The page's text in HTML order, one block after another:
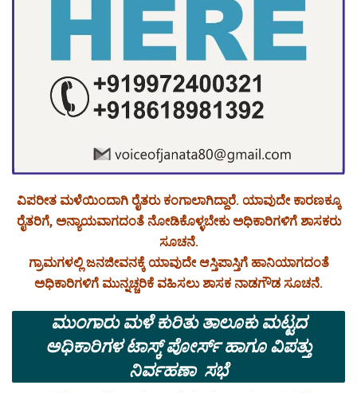
ವಿಪರೀತ ಮಳೆಯಿಂದಾಗಿ ರೈತರು ಕಂಗಾಲಾಗಿದ್ದಾರೆ. ಯಾವುದೇ ಕಾರಣಕ್ಕೂ
ರೈತರಿಗೆ, ಅನ್ಯಾಯವಾಗದಂತೆ ನೋಡಿಕೊಳ್ಳಬೇಕು ಅಧಿಕಾರಿಗಳಿಗೆ ಶಾಸಕರು
ಸೂಚನೆ.
ಗ್ರಾಮಗಳಲ್ಲಿ ಜನಜೀವನಕ್ಕೆ ಯಾವುದೇ ಆಸ್ತಿಪಾಸ್ತಿಗೆ ಹಾನಿಯಾಗದಂತೆ
ಅಧಿಕಾರಿಗಳಿಗೆ ಮುನ್ನಚ್ಚರಿಕೆ ವಹಿಸಲು ಶಾಸಕ ನಾಡಗೌಡ ಸೂಚನೆ.
ಮುಂಗಾರು ಮಳೆ ಕುರಿತು ತಾಲೂಕು ಮಟ್ಟದ
ಅಧಿಕಾರಿಗಳ ಟಾಸ್ಕ್ ಪೋರ್ಸ್ ಹಾಗೂ ವಿಪತ್ತು
ನಿರ್ವಹಣಾ ಸಭೆ